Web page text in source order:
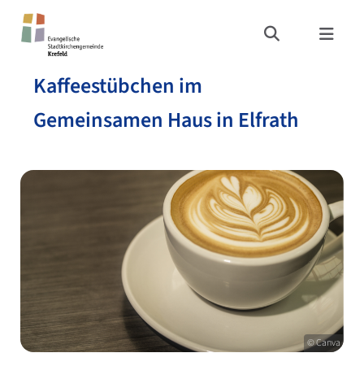
Kaffeestübchen im
Gemeinsamen Haus in Elfrath
© Canva